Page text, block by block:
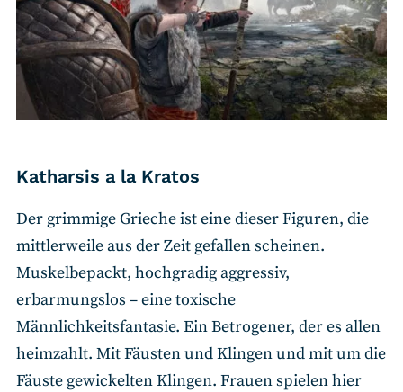
Katharsis a la Kratos
Der grimmige Grieche ist eine dieser Figuren, die
mittlerweile aus der Zeit gefallen scheinen.
Muskelbepackt, hochgradig aggressiv,
erbarmungslos – eine toxische
Männlichkeitsfantasie. Ein Betrogener, der es allen
heimzahlt. Mit Fäusten und Klingen und mit um die
Fäuste gewickelten Klingen. Frauen spielen hier